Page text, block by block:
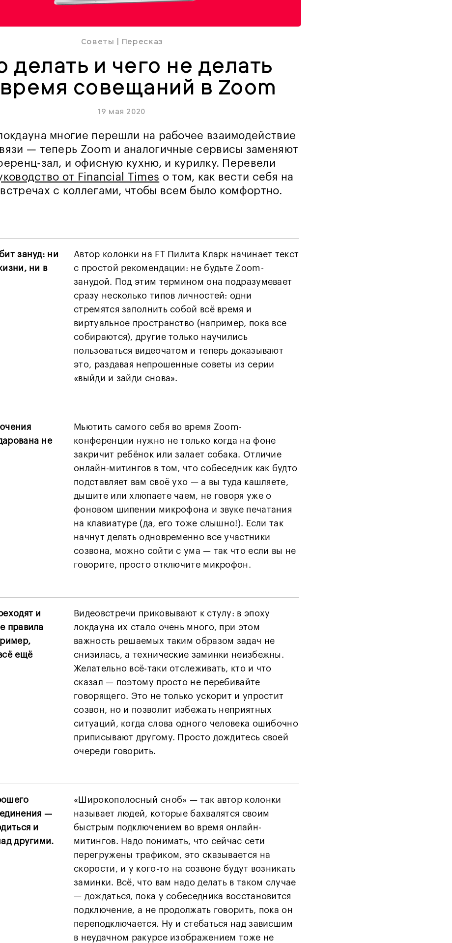
Советы Пересказ
делать и чего не делать
совещаний в Zoom
19 мая 2020
многие перешли на рабочее взаимодействие
— теперь Zoom и аналогичные сервисы заменяют
зал, и офисную кухню, и курилку. Перевели
от Financial Times о том, как вести себя на
с коллегами, чтобы всем было комфортно.
зануд: ни
ни в
Автор колонки на FT Пилита Кларк начинает текст
с простой рекомендации: не будьте Zoom-
занудой. Под этим термином она подразумевает
сразу несколько типов личностей: одни
стремятся заполнить собой всё время и
виртуальное пространство (например, пока все
собираются), другие только научились
пользоваться видеочатом и теперь доказывают
это, раздавая непрошенные советы из серии
«выйди и зайди снова».
не
Мьютить самого себя во время Zoom-
конференции нужно не только когда на фоне
закричит ребёнок или залает собака. Отличие
онлайн-митингов в том, что собеседник как будто
подставляет вам своё ухо — а вы туда кашляете,
дышите или хлюпаете чаем, не говоря уже о
фоновом шипении микрофона и звуке печатания
на клавиатуре (да, его тоже слышно!). Если так
начнут делать одновременно все участники
созвона, можно сойти с ума — так что если вы не
говорите, просто отключите микрофон.
и
правила
ещё
Видеовстречи приковывают к стулу: в эпоху
локдауна их стало очень много, при этом
важность решаемых таким образом задач не
снизилась, а технические заминки неизбежны.
Желательно всё-таки отслеживать, кто и что
сказал — поэтому просто не перебивайте
говорящего. Это не только ускорит и упростит
созвон, но и позволит избежать неприятных
ситуаций, когда слова одного человека ошибочно
приписывают другому. Просто дождитесь своей
очереди говорить.
—
и
другими.
«Широкополосный сноб» — так автор колонки
называет людей, которые бахвалятся своим
быстрым подключением во время онлайн-
митингов. Надо понимать, что сейчас сети
перегружены трафиком, это сказывается на
скорости, и у кого-то на созвоне будут возникать
заминки. Всё, что вам надо делать в таком случае
— дождаться, пока у собеседника восстановится
подключение, а не продолжать говорить, пока он
переподключается. Ну и стебаться над зависшим
в неудачном ракурсе изображением тоже не